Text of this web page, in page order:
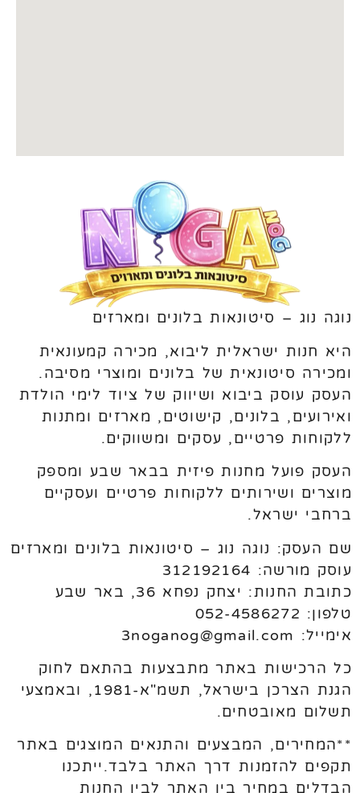
נוגה נוג – סיטונאות בלונים ומארזים
היא חנות ישראלית ליבוא, מכירה קמעונאית
ומכירה סיטונאית של בלונים ומוצרי מסיבה.
העסק עוסק ביבוא ושיווק של ציוד לימי הולדת
ואירועים, בלונים, קישוטים, מארזים ומתנות
ללקוחות פרטיים, עסקים ומשווקים.
העסק פועל מחנות פיזית בבאר שבע ומספק
מוצרים ושירותים ללקוחות פרטיים ועסקיים
ברחבי ישראל.
שם העסק: נוגה נוג – סיטונאות בלונים ומארזים
עוסק מורשה: 312192164
כתובת החנות: יצחק נפחא 36, באר שבע
טלפון: 052-4586272
אימייל: 3noganog@gmail.com
כל הרכישות באתר מתבצעות בהתאם לחוק
הגנת הצרכן בישראל, תשמ"א-1981, ובאמצעי
תשלום מאובטחים.
**המחירים, המבצעים והתנאים המוצגים באתר
תקפים להזמנות דרך האתר בלבד.ייתכנו
הבדלים במחיר בין האתר לבין החנות